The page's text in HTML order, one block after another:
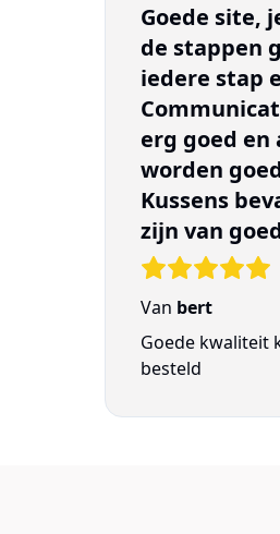
Goede site,
de stappen
iedere stap
erg goed en
worden
Kussens
zijn van
Van bert
Goede kwaliteit
besteld